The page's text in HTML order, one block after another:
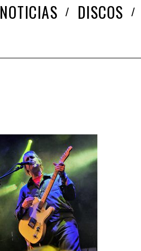
NOTICIAS DISCOS